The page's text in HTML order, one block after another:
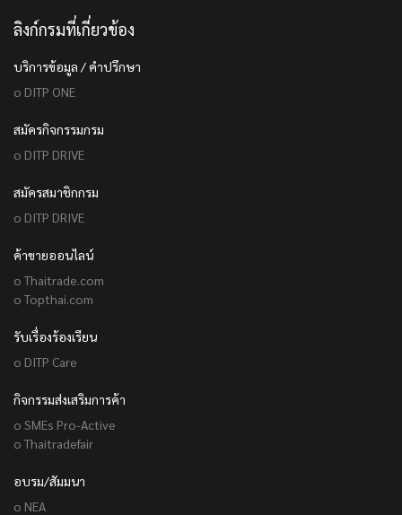
ลิงก์กรมที่เกี่ยวข้อง
บริการข้อมูล / คำปรึกษา
o DITP ONE
สมัครกิจกรรมกรม
o DITP DRIVE
สมัครสมาชิกกรม
o DITP DRIVE
ค้าขายออนไลน์
o Thaitrade.com
o Topthai.com
รับเรื่องร้องเรียน
o DITP Care
กิจกรรมส่งเสริมการค้า
o SMEs Pro-Active
o Thaitradefair
อบรม/สัมมนา
o NEA